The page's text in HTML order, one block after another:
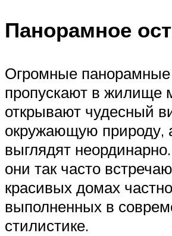
Панорамное
Огромные панорамные
пропускают в жилище
открывают чудесный
окружающую природу,
выглядят
они так часто
красивых домах
выполненных в
стилистике.